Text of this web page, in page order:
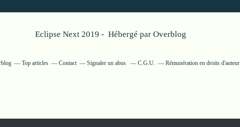
Eclipse Next 2019 - Hébergé par Overblog
Top articles Contact Signaler un abus C.G.U. Rémunération en droits d'auteur